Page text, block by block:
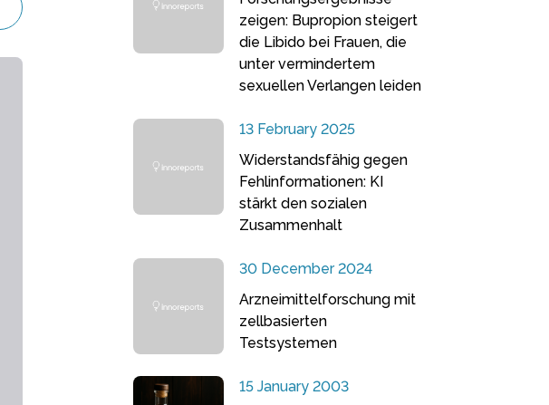
zeigen: Bupropion steigert
die Libido bei Frauen, die
unter vermindertem
sexuellen Verlangen leiden
13 February 2025
Widerstandsfähig gegen
Fehlinformationen: KI
stärkt den sozialen
Zusammenhalt
30 December 2024
Arzneimittelforschung mit
zellbasierten
Testsystemen
15 January 2003